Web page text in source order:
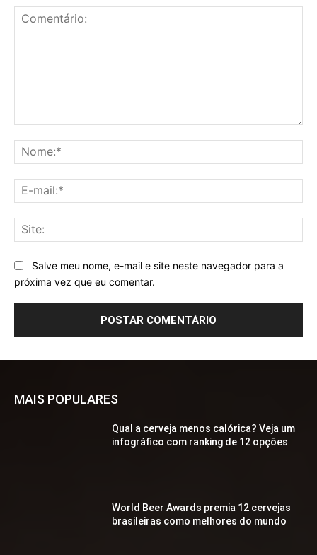
Salve meu nome, e-mail e site neste navegador para a
próxima vez que eu comentar.
MAIS POPULARES
Qual a cerveja menos calórica? Veja um
infográfico com ranking de 12 opções
World Beer Awards premia 12 cervejas
brasileiras como melhores do mundo